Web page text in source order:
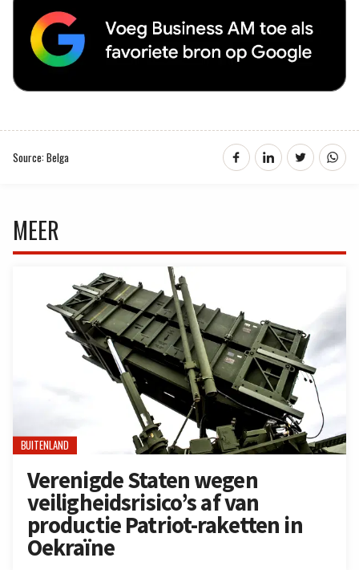
Source: Belga
MEER
BUITENLAND
Verenigde Staten wegen
veiligheidsrisico’s af van
productie Patriot-raketten in
Oekraïne